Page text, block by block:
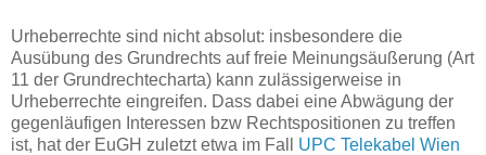
Urheberrechte sind nicht absolut: insbesondere die
Ausübung des Grundrechts auf freie Meinungsäußerung (Art
11 der Grundrechtecharta) kann zulässigerweise in
Urheberrechte eingreifen. Dass dabei eine Abwägung der
gegenläufigen Interessen bzw Rechtspositionen zu treffen
ist, hat der EuGH zuletzt etwa im Fall UPC Telekabel Wien